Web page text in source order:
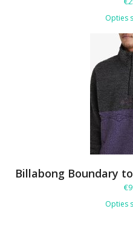
Opties
Billabong Boundary
€
Opties